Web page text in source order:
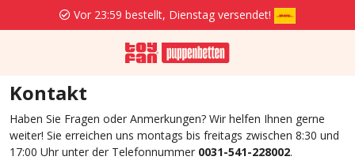
Vor 23:59 bestellt, Dienstag versendet!
Kontakt
Haben Sie Fragen oder Anmerkungen? Wir helfen Ihnen gerne
weiter! Sie erreichen uns montags bis freitags zwischen 8:30 und
17:00 Uhr unter der Telefonnummer 0031-541-228002.